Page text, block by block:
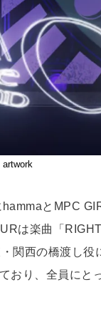
artwork
とMPC
は楽曲「
関西の橋渡し役
おり、全員にと